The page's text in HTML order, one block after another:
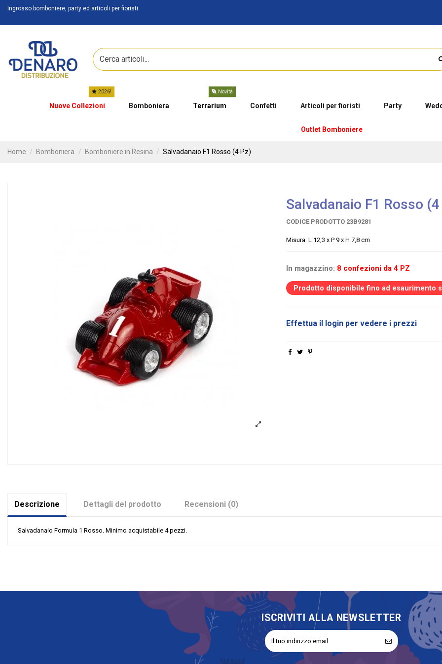
Ingrosso bomboniere, party ed articoli per fioristi
Nuove Collezioni
2026!
Bomboniera Terrarium
Novità
Confetti Articoli per fioristi Party
Outlet Bomboniere
Home Bomboniera Bomboniere in Resina Salvadanaio F1 Rosso (4 Pz)
Salvadanaio F1 Rosso
CODICE PRODOTTO 23B9281
Misura: L 12,3 x P 9 x H 7,8 cm
In magazzino: 8 confezioni da 4 PZ
Prodotto disponibile fino ad esaurimento
Effettua il login per vedere i prezzi
Descrizione Dettagli del prodotto Recensioni (0)
Salvadanaio Formula 1 Rosso. Minimo acquistabile 4 pezzi.
ISCRIVITI ALLA NEWSLETTER